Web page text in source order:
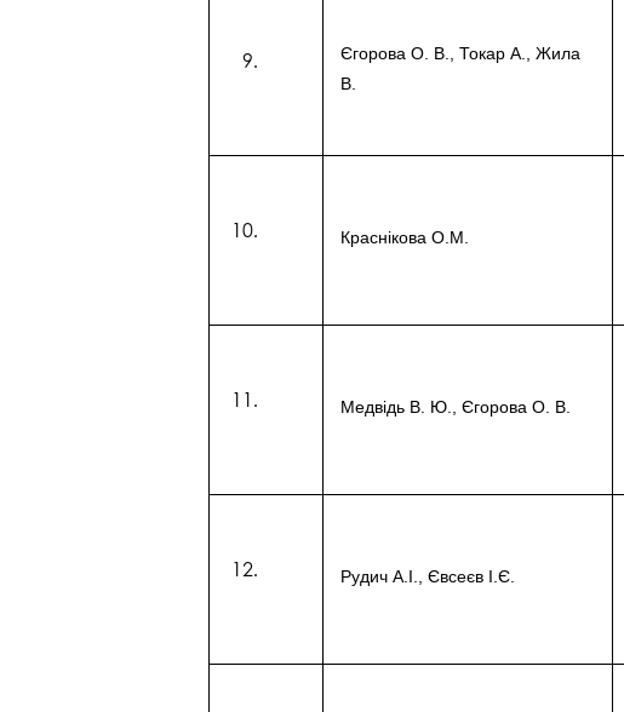
Єгорова О. В., Токар А., Жила
В.
Краснікова О.М.
Медвідь В. Ю., Єгорова О. В.
Рудич А.І., Євсеєв І.Є.